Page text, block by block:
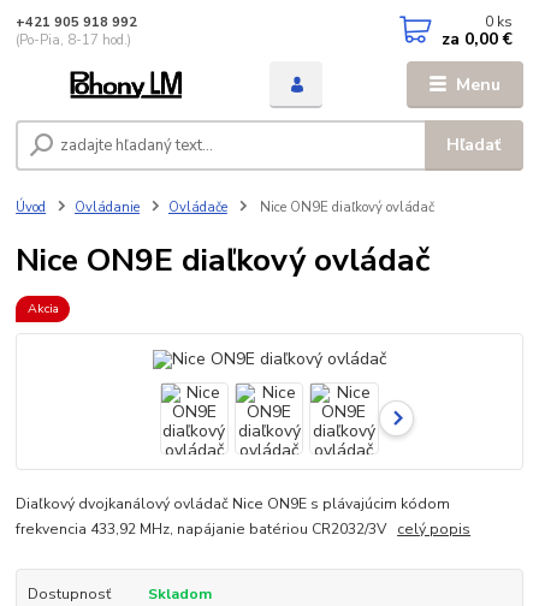
Menu
Hľadať
+421 905 918 992
(Po-Pia, 8-17 hod.)
0 ks
za 0,00 €
Úvod Ovládanie Ovládače Nice ON9E diaľkový ovládač
Nice ON9E diaľkový ovládač
Akcia
Diaľkový dvojkanálový ovládač Nice ON9E s plávajúcim kódom
frekvencia 433,92 MHz, napájanie batériou CR2032/3V celý popis
Dostupnosť Skladom